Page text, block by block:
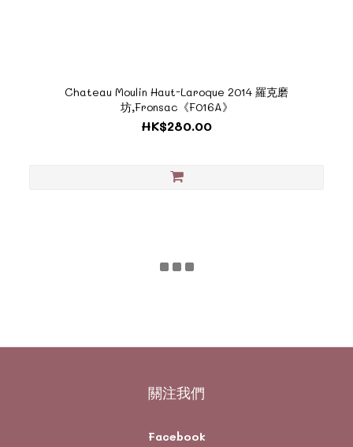
Chateau Moulin Haut-Laroque 2014 羅克磨
坊,Fronsac《F016A》
HK$280.00
關注我們
Facebook